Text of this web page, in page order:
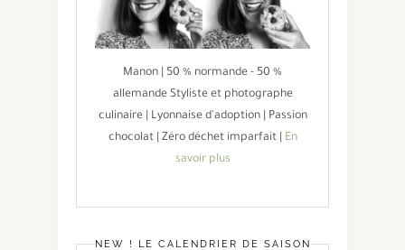
Manon | 50 % normande - 50 %
allemande Styliste et photographe
culinaire | Lyonnaise d'adoption | Passion
chocolat | Zéro déchet imparfait |
En
savoir plus
NEW ! LE CALENDRIER DE SAISON